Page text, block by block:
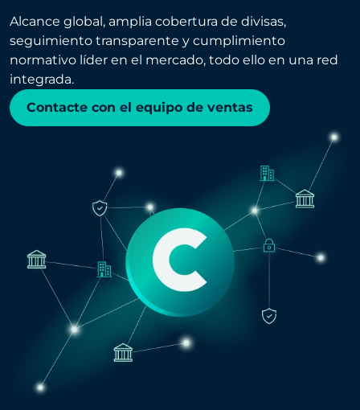
Alcance global, amplia cobertura de divisas,
seguimiento transparente y cumplimiento
normativo líder en el mercado, todo ello en una red
integrada.
Contacte con el equipo de ventas